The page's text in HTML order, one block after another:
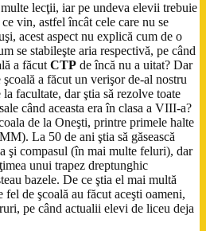
lecţii, iar pe undeva elevii trebuie
vin, astfel încât cele care nu se
acest aspect nu explică cum de o
se stabileşte aria respectivă, pe când
a făcut CTP de încă nu a uitat? Dar
a făcut un verişor de-al nostru
facultate, dar ştia să rezolve toate
când aceasta era în clasa a VIII-a?
de la Oneşti, printre primele halte
La 50 de ani ştia să găsească
şi compasul (în mai multe feluri), dar
unui trapez dreptunghic
bazele. De ce ştia el mai multă
fel de şcoală au făcut aceşti oameni,
pe când actualii elevi de liceu deja